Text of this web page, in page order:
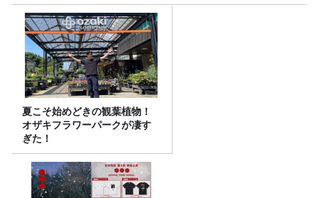
夏こそ始めどきの観葉植物！
オザキフラワーパークが凄す
ぎた！